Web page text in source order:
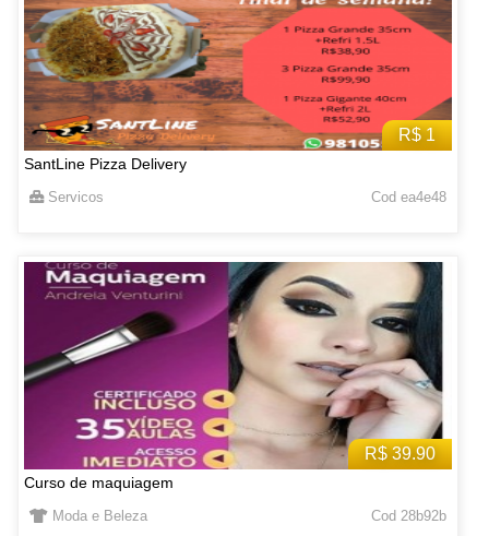
R$ 1
SantLine Pizza Delivery
Servicos Cod ea4e48
R$ 39.90
Curso de maquiagem
Moda e Beleza Cod 28b92b